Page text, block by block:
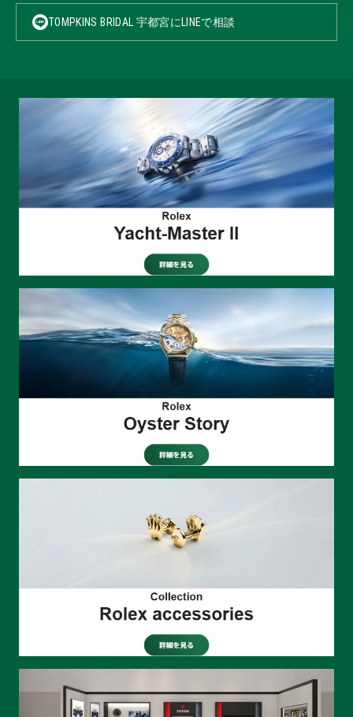
TOMPKINS BRIDAL 宇都宮にLINEで相談